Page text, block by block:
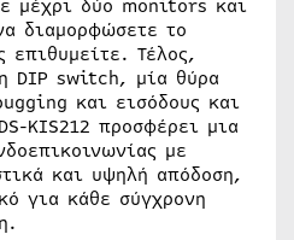
μέχρι δύο monitors και
διαμορφώσετε το
επιθυμείτε. Τέλος,
DIP switch, μία θύρα
και εισόδους και
KIS212 προσφέρει μια
με
και υψηλή απόδοση,
για κάθε σύγχρονη